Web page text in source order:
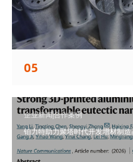
05
企业新闻|合作案例
铂力特助力聚塔时代开发增材制